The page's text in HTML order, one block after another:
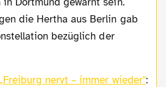
die Hertha aus Berlin gab
bezüglich der
nervt – immer wieder":